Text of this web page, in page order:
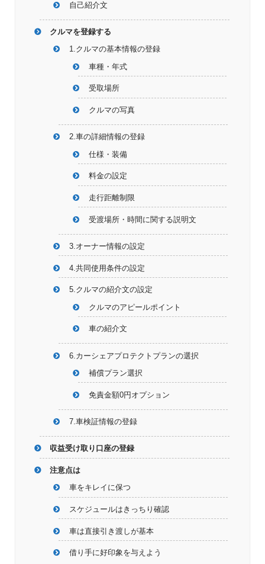
自己紹介文
クルマを登録する
1.クルマの基本情報の登録
車種・年式
受取場所
クルマの写真
2.車の詳細情報の登録
仕様・装備
料金の設定
走行距離制限
受渡場所・時間に関する説明文
3.オーナー情報の設定
4.共同使用条件の設定
5.クルマの紹介文の設定
クルマのアピールポイント
車の紹介文
6.カーシェアプロテクトプランの選択
補償プラン選択
免責金額0円オプション
7.車検証情報の登録
収益受け取り口座の登録
注意点は
車をキレイに保つ
スケジュールはきっちり確認
車は直接引き渡しが基本
借り手に好印象を与えよう